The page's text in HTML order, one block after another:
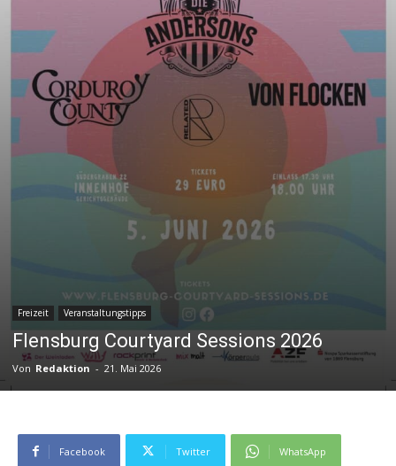
Freizeit Veranstaltungstipps
Flensburg Courtyard Sessions 2026
Von Redaktion - 21. Mai 2026
Facebook Twitter WhatsApp